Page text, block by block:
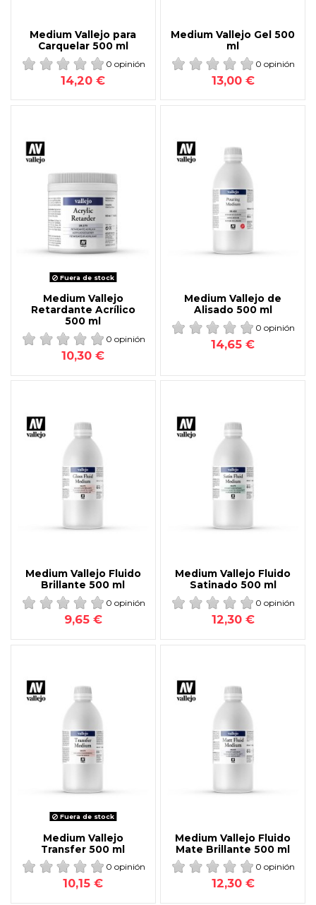
Medium Vallejo para
Carquelar 500 ml
0 opinión
14,20 €
Medium Vallejo Gel 500
ml
0 opinión
13,00 €
Fuera de stock
Medium Vallejo
Retardante Acrílico
500 ml
0 opinión
10,30 €
Medium Vallejo de
Alisado 500 ml
0 opinión
14,65 €
Medium Vallejo Fluido
Brillante 500 ml
0 opinión
9,65 €
Medium Vallejo Fluido
Satinado 500 ml
0 opinión
12,30 €
Fuera de stock
Medium Vallejo
Transfer 500 ml
0 opinión
10,15 €
Medium Vallejo Fluido
Mate Brillante 500 ml
0 opinión
12,30 €